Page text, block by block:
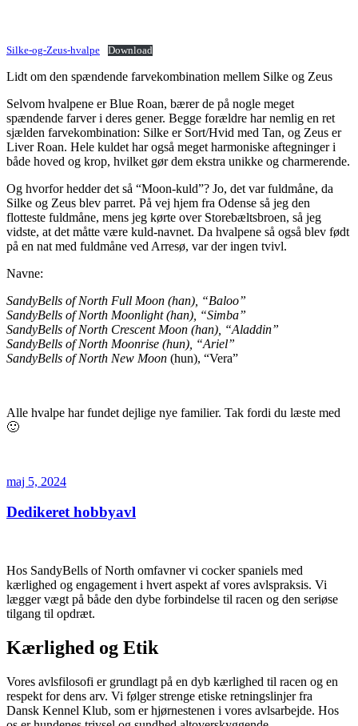
Silke-og-Zeus-hvalpe Download
Lidt om den spændende farvekombination mellem Silke og Zeus
Selvom hvalpene er Blue Roan, bærer de på nogle meget
spændende farver i deres gener. Begge forældre har nemlig en ret
sjælden farvekombination: Silke er Sort/Hvid med Tan, og Zeus er
Liver Roan. Hele kuldet har også meget harmoniske aftegninger i
både hoved og krop, hvilket gør dem ekstra unikke og charmerende.
Og hvorfor hedder det så “Moon-kuld”? Jo, det var fuldmåne, da
Silke og Zeus blev parret. På vej hjem fra Odense så jeg den
flotteste fuldmåne, mens jeg kørte over Storebæltsbroen, så jeg
vidste, at det måtte være kuld-navnet. Da hvalpene så også blev født
på en nat med fuldmåne ved Arresø, var der ingen tvivl.
Navne:
SandyBells of North Full Moon (han), “Baloo”
SandyBells of North Moonlight (han), “Simba”
SandyBells of North Crescent Moon (han), “Aladdin”
SandyBells of North Moonrise (hun), “Ariel”
SandyBells of North New Moon (hun), “Vera”
Alle hvalpe har fundet dejlige nye familier. Tak fordi du læste med
🙂
Udgivet
maj 5, 2024
Dedikeret hobbyavl
Hos SandyBells of North omfavner vi cocker spaniels med
kærlighed og engagement i hvert aspekt af vores avlspraksis. Vi
lægger vægt på både den dybe forbindelse til racen og den seriøse
tilgang til opdræt.
Kærlighed og Etik
Vores avlsfilosofi er grundlagt på en dyb kærlighed til racen og en
respekt for dens arv. Vi følger strenge etiske retningslinjer fra
Dansk Kennel Klub, som er hjørnestenen i vores avlsarbejde. Hos